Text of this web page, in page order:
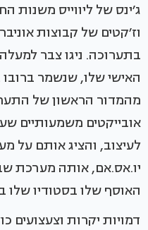
ג׳ינס של ליווייס משנות
וז׳קטים של קבוצות
האישי שלו, שנשמר
אובייקטים משמעותיים
לעיצוב, והציג אותם על
יו.אס.אם, אותה מערכת
האוסף שלו בסטודיו שלו
דמויות יקרות וצעצועים